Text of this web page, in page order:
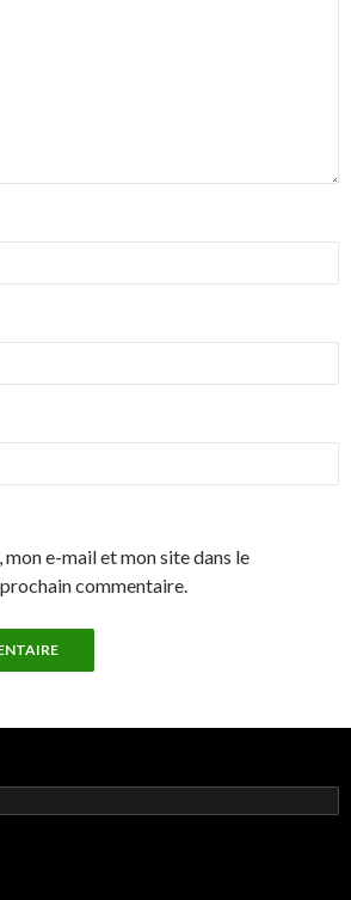
e-mail et mon site dans le
commentaire.